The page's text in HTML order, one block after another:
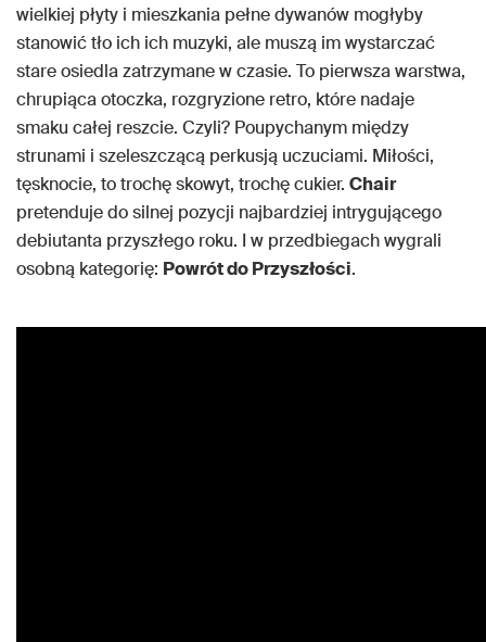
wielkiej płyty i mieszkania pełne dywanów mogłyby
stanowić tło ich ich muzyki, ale muszą im wystarczać
stare osiedla zatrzymane w czasie. To pierwsza warstwa,
chrupiąca otoczka, rozgryzione retro, które nadaje
smaku całej reszcie. Czyli? Poupychanym między
strunami i szeleszczącą perkusją uczuciami. Miłości,
tęsknocie, to trochę skowyt, trochę cukier. Chair
pretenduje do silnej pozycji najbardziej intrygującego
debiutanta przyszłego roku. I w przedbiegach wygrali
osobną kategorię: Powrót do Przyszłości.